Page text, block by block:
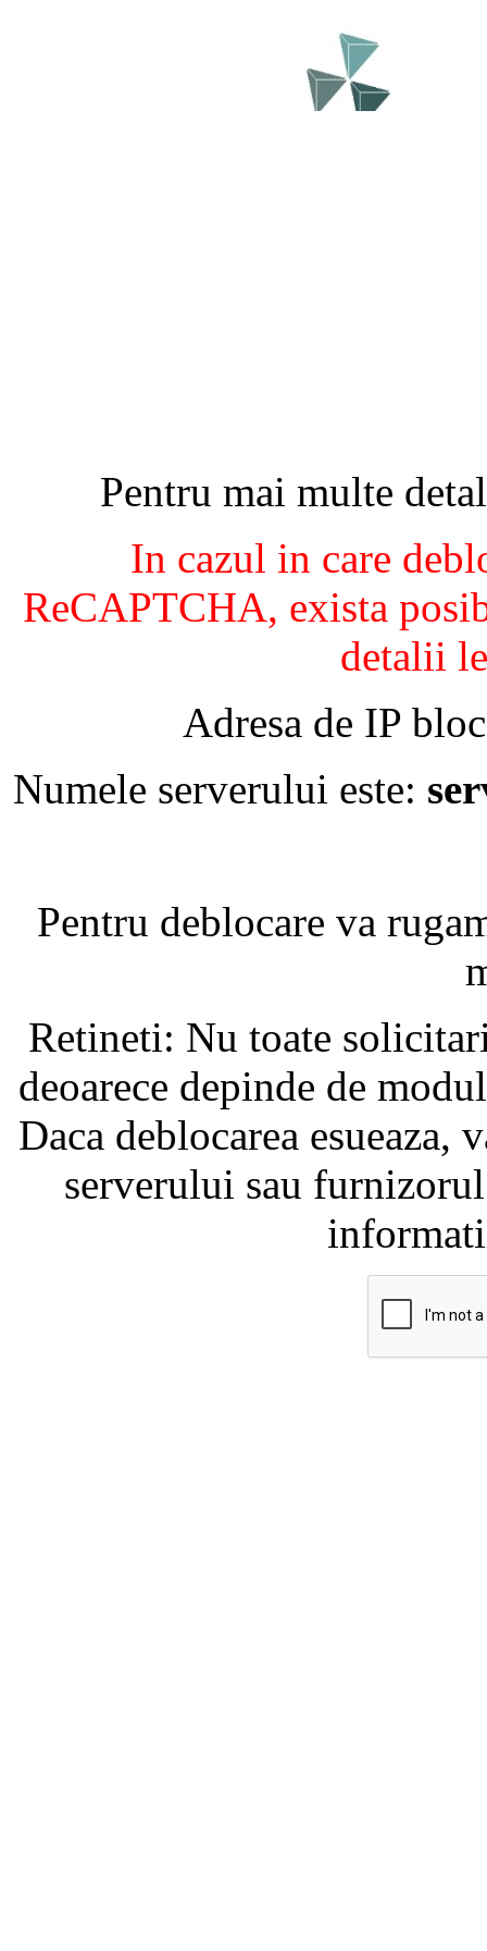
Pentru mai multe
In cazul in care
ReCAPTCHA, exista
detalii
Adresa de IP
Numele serverului este:
Pentru deblocare va
Retineti: Nu toate
deoarece depinde de
Daca deblocarea
serverului sau